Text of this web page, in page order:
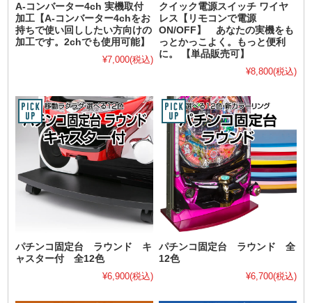
A-コンバーター4ch 実機取付
加工【A-コンバーター4chをお
持ちで使い回ししたい方向けの
加工です。2chでも使用可能】
¥7,000(税込)
クイック電源スイッチ ワイヤ
レス【リモコンで電源
ON/OFF】 あなたの実機をも
っとかっこよく。もっと便利
に。 【単品販売可】
¥8,800(税込)
パチンコ固定台 ラウンド キ
ャスター付 全12色
¥6,900(税込)
パチンコ固定台 ラウンド 全
12色
¥6,700(税込)